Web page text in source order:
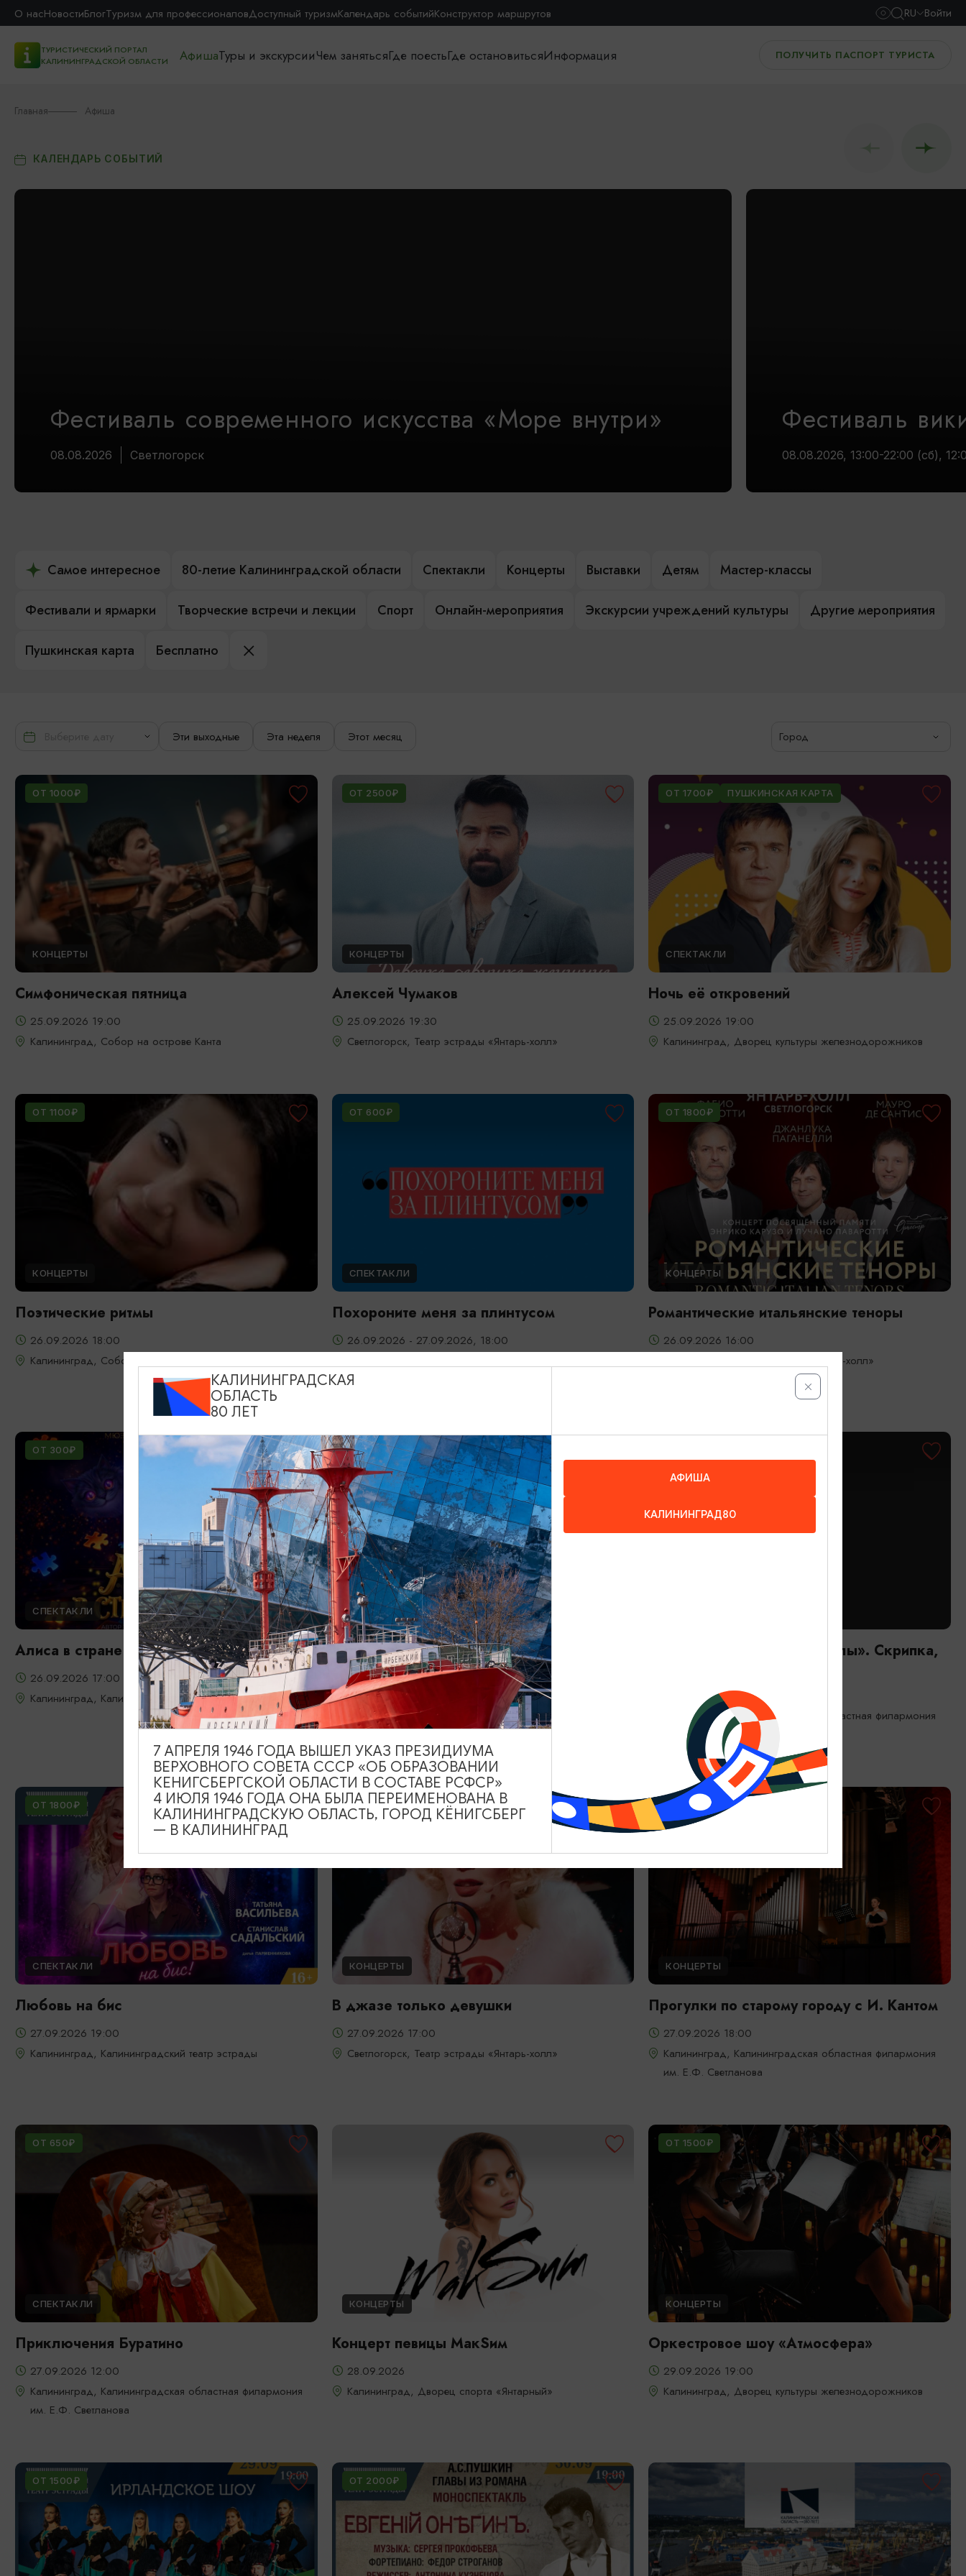
О насНовостиБлогТуризм для профессионаловДоступный туризмКалендарь событийКонструктор маршрутов RU Войти
ТУРИСТИЧЕСКИЙ ПОРТАЛ
КАЛИНИНГРАДСКОЙ ОБЛАСТИ
АфишаТуры и экскурсииЧем занятьсяГде поестьГде остановитьсяИнформация ПОЛУЧИТЬ ПАСПОРТ ТУРИСТА
Главная Афиша
КАЛЕНДАРЬ СОБЫТИЙ
Фестиваль современного искусства «Море внутри»
08.08.2026 Светлогорск
Фестиваль
08.08.2026, 13:00-22:00 (сб),
Самое интересное 80-летие Калининградской области Спектакли Концерты Выставки Детям Мастер-классы
Фестивали и ярмарки Творческие встречи и лекции Спорт Онлайн-мероприятия Экскурсии учреждений культуры Другие мероприятия
Пушкинская карта Бесплатно
Эти выходные Эта неделя Этот месяц Город
ОТ 1000₽
КОНЦЕРТЫ
Симфоническая пятница
25.09.2026 19:00
Калининград, Собор на острове Канта
ОТ 2500₽
КОНЦЕРТЫ
Алексей Чумаков
25.09.2026 19:30
Светлогорск, Театр эстрады «Янтарь-холл»
ОТ 1700₽ ПУШКИНСКАЯ КАРТА
СПЕКТАКЛИ
Ночь её откровений
25.09.2026 19:00
Калининград, Дворец культуры железнодорожников
ОТ 1100₽
КОНЦЕРТЫ
Поэтические ритмы
26.09.2026 18:00
Калининград, Собор на острове Канта
ОТ 600₽
СПЕКТАКЛИ
Похороните меня за плинтусом
26.09.2026 - 27.09.2026, 18:00
драматический театр
ОТ 1800₽
КОНЦЕРТЫ
Романтические итальянские теноры
26.09.2026 16:00
Светлогорск, Театр эстрады «Янтарь-холл»
ОТ 300₽
СПЕКТАКЛИ
Алиса в стране чудес
26.09.2026 17:00
Калининград, Калининградский театр эстрады
ОТ 300₽ ПУШКИНСКАЯ КАРТА
СПЕКТАКЛИ
Король Лир
26.09.2026 19:00
Советск, Калининградский областной театр юного зрителя
«Молодежный»
«От Вивальди до Пьяццоллы». Скрипка,
26.09.2026 18:00
Калининград, Калининградская областная филармония
им. Е.Ф. Светланова
ОТ 1800₽
СПЕКТАКЛИ
Любовь на бис
27.09.2026 19:00
Калининград, Калининградский театр эстрады
ОТ 1500₽
КОНЦЕРТЫ
В джазе только девушки
27.09.2026 17:00
Светлогорск, Театр эстрады «Янтарь-холл»
ОТ 900₽
КОНЦЕРТЫ
Прогулки по старому городу с И. Кантом
27.09.2026 18:00
Калининград, Калининградская областная филармония
им. Е.Ф. Светланова
ОТ 650₽
СПЕКТАКЛИ
Приключения Буратино
27.09.2026 12:00
Калининград, Калининградская областная филармония
им. Е.Ф. Светланова
КОНЦЕРТЫ
Концерт певицы МакSим
28.09.2026
Калининград, Дворец спорта «Янтарный»
ОТ 1500₽
КОНЦЕРТЫ
Оркестровое шоу «Атмосфера»
29.09.2026 19:00
Калининград, Дворец культуры железнодорожников
ОТ 1500₽ ОТ 2000₽
КАЛИНИНГРАДСКАЯ
ОБЛАСТЬ
80 ЛЕТ
АФИША
КАЛИНИНГРАД80
7 АПРЕЛЯ 1946 ГОДА ВЫШЕЛ УКАЗ ПРЕЗИДИУМА
ВЕРХОВНОГО СОВЕТА СССР «ОБ ОБРАЗОВАНИИ
КЕНИГСБЕРГСКОЙ ОБЛАСТИ В СОСТАВЕ РСФСР»
4 ИЮЛЯ 1946 ГОДА ОНА БЫЛА ПЕРЕИМЕНОВАНА В
КАЛИНИНГРАДСКУЮ ОБЛАСТЬ, ГОРОД КЁНИГСБЕРГ
— В КАЛИНИНГРАД